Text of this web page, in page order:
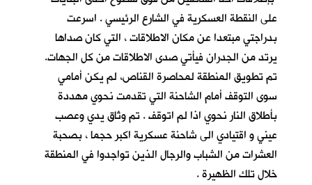
على النقطة العسكرية في الشارع الرئيسي . اسرعت
بدراجتي مبتعدا عن مكان الاطلاقات ، التي كان صداها
يرتد من الجدران فيأتي صدى الاطلاقات من كل الجهات.
تم تطويق المنطقة لمحاصرة القناص، لم يكن أمامي
سوى التوقف أمام الشاحنة التي تقدمت نحوي مهددة
بأطلاق النار نحوي اذا لم اتوقف . تم وثاق يدي وعصب
عيني و اقتيادي الى شاحنة عسكرية اكبر حجما ، بصحبة
العشرات من الشباب والرجال الذين تواجدوا في المنطقة
خلال تلك الظهيرة .